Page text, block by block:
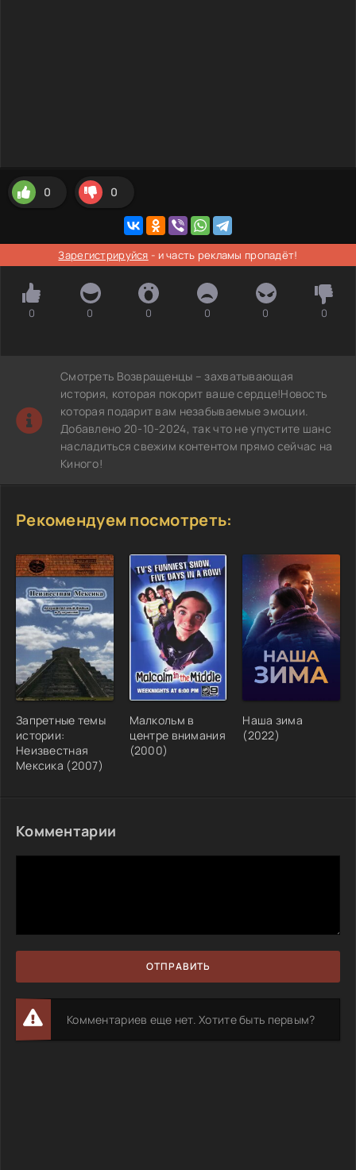
0 0
Зарегистрируйся - и часть рекламы пропадёт!
0 0 0 0 0 0
Смотреть Возвращенцы – захватывающая
история, которая покорит ваше сердце!Новость
которая подарит вам незабываемые эмоции.
Добавлено 20-10-2024, так что не упустите шанс
насладиться свежим контентом прямо сейчас на
Киного!
Рекомендуем посмотреть:
Запретные темы
истории:
Неизвестная
Мексика (2007)
Малкольм в
центре внимания
(2000)
Наша зима
(2022)
Комментарии
ОТПРАВИТЬ
Комментариев еще нет. Хотите быть первым?